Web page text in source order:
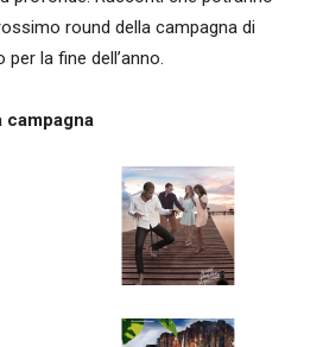
round della campagna di
la fine dell’anno.
campagna